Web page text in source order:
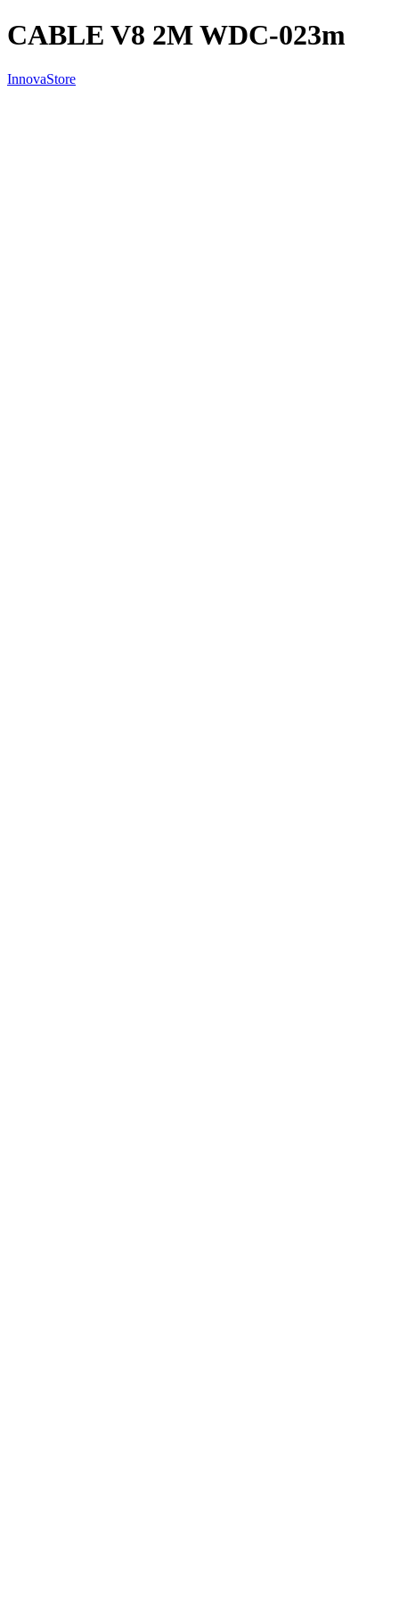
CABLE V8 2M WDC-023m
InnovaStore